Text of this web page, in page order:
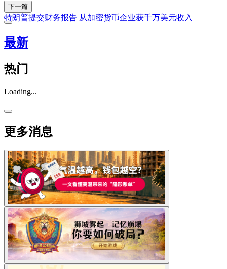
下一篇
特朗普提交财务报告 从加密货币企业获千万美元收入
最新
热门
Loading...
更多消息